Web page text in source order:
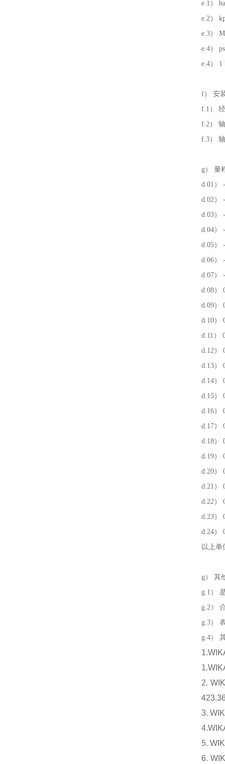
e.1）
e.2）
e.3）
e.4）
e.4） 1
f） 安
f.1）
f.2）
f.3）
g） 量
d.01）
d.02）
d.03）
d.04）
d.05）
d.06）
d.07）
d.08）
d.09）
d.10）
d.11）
d.12）
d.13）
d.14）
d.15）
d.16）
d.17）
d.18）
d.19）
d.20）
d.21）
d.22）
d.23）
d.24）
以上单
g） 其
g.1）
g.2）
g.3）
g.4）
2.
3.
5.
6.